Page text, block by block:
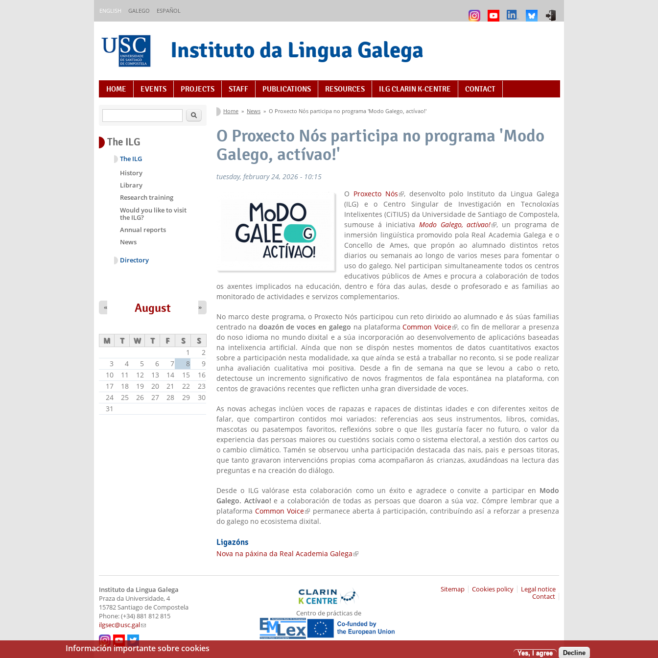
ENGLISH GALEGO ESPAÑOL
Instituto da Lingua Galega
Content Index
HOME EVENTS PROJECTS STAFF PUBLICATIONS RESOURCES ILG CLARIN K-CENTRE CONTACT
You are here
Home » News » O Proxecto Nós participa no programa 'Modo Galego, actívao!'
O Proxecto Nós participa no programa 'Modo
Galego, actívao!'
tuesday, february 24, 2026 - 10:15
O Proxecto Nós(link is external)
, desenvolto polo Instituto da Lingua Galega
(ILG) e o Centro Singular de Investigación en Tecnoloxías
Intelixentes (CiTIUS) da Universidade de Santiago de Compostela,
sumouse á iniciativa Modo Galego, actívao!(link is external)
, un programa de
inmersión lingüística promovido pola Real Academia Galega e o
Concello de Ames, que propón ao alumnado distintos retos
diarios ou semanais ao longo de varios meses para fomentar o
uso do galego. Nel participan simultaneamente todos os centros
educativos públicos de Ames e procura a colaboración de todos
os axentes implicados na educación, dentro e fóra das aulas, desde o profesorado e as familias ao
monitorado de actividades e servizos complementarios.
No marco deste programa, o Proxecto Nós participou cun reto dirixido ao alumnado e ás súas familias
centrado na doazón de voces en galego na plataformaCommon Voice(link is external)
, co fin de mellorar a presenza
do noso idioma no mundo dixital e a súa incorporación ao desenvolvemento de aplicacións baseadas
na intelixencia artificial. Aínda que non se dispón nestes momentos de datos cuantitativos exactos
sobre a participación nesta modalidade, xa que aínda se está a traballar no reconto, si se pode realizar
unha avaliación cualitativa moi positiva. Desde a fin de semana na que se levou a cabo o reto,
detectouse un incremento significativo de novos fragmentos de fala espontánea na plataforma, con
centos de gravacións recentes que reflicten unha gran diversidade de voces.
As novas achegas inclúen voces de rapazas e rapaces de distintas idades e con diferentes xeitos de
falar, que compartiron contidos moi variados: referencias aos seus instrumentos, libros, comidas,
mascotas ou pasatempos favoritos, reflexións sobre o que lles gustaría facer no futuro, o valor da
experiencia das persoas maiores ou cuestións sociais como o sistema electoral, a xestión dos cartos ou
o cambio climático. Tamén se observou unha participación destacada das nais, pais e persoas titoras,
que tanto gravaron intervencións propias coma acompañaron ás crianzas, axudándoas na lectura das
preguntas e na creación do diálogo.
Desde o ILG valórase esta colaboración como un éxito e agradece o convite a participar en Modo
Galego. Actívao! e a colaboración de todas as persoas que doaron a súa voz. Cómpre lembrar que a
plataformaCommon Voice(link is external)
permanece aberta á participación, contribuíndo así a reforzar a presenza
do galego no ecosistema dixital.
Ligazóns
Nova na páxina da Real Academia Galega(link is external)
Search
The ILG
The ILG
History
Library
Research training
Would you like to visit
the ILG?
Annual reports
News
Directory
August
« »
M T W T F S S
1
2
3
4 5 6 7 8
9
10
11 12 13 14 15
16
17
18 19 20 21 22
23
24
25 26 27 28 29
30
31
Instituto da Lingua Galega
Praza da Universidade, 4
15782 Santiago de Compostela
Phone: (+34) 881 812 815
ilgsec@usc.gal(link sends e-mail)
Centro de prácticas de
Legal notice
Cookies policy
Sitemap
Contact
Información importante sobre cookies Yes, I agree Decline